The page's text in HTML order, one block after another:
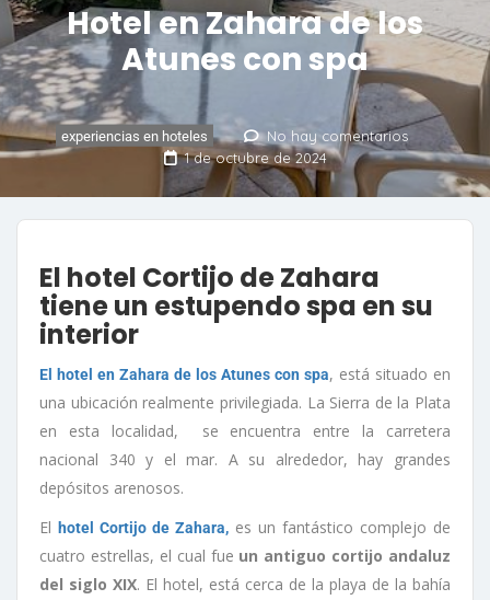
Hotel en Zahara de los
Atunes con spa
experiencias en hoteles
No hay comentarios
1 de octubre de 2024
El hotel Cortijo de Zahara
tiene un estupendo spa en su
interior
El hotel en Zahara de los Atunes con spa, está situado en
una ubicación realmente privilegiada. La Sierra de la Plata
en esta localidad, se encuentra entre la carretera
nacional 340 y el mar. A su alrededor, hay grandes
depósitos arenosos.
El hotel Cortijo de Zahara, es un fantástico complejo de
cuatro estrellas, el cual fue un antiguo cortijo andaluz
del siglo XIX. El hotel, está cerca de la playa de la bahía